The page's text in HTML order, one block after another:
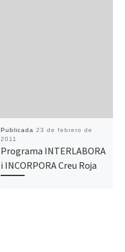
Publicada 23 de febrero de
2011
Programa INTERLABORA
i INCORPORA Creu Roja